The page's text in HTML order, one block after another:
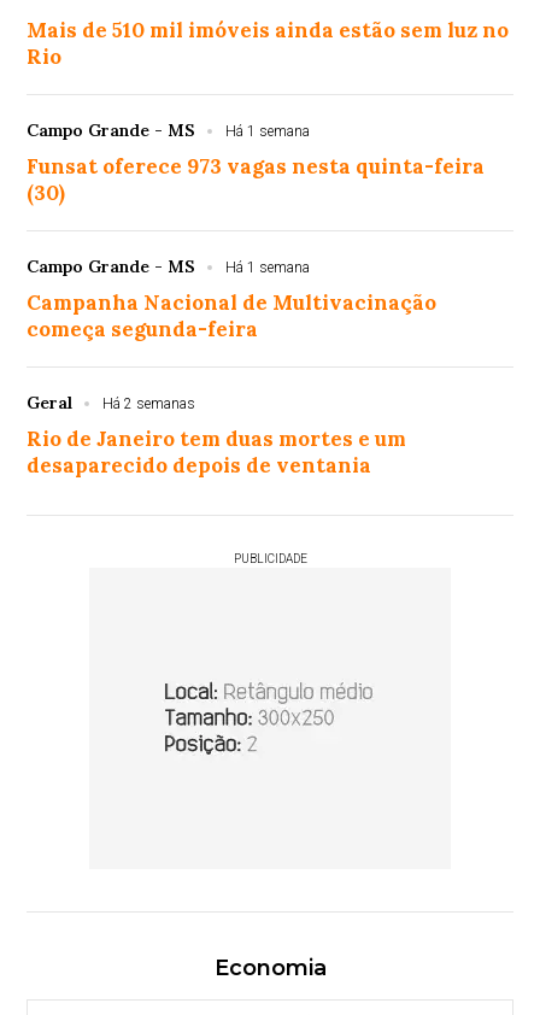
Mais de 510 mil imóveis ainda estão sem luz no
Rio
Campo Grande - MS Há 1 semana
Funsat oferece 973 vagas nesta quinta-feira
(30)
Campo Grande - MS Há 1 semana
Campanha Nacional de Multivacinação
começa segunda-feira
Geral Há 2 semanas
Rio de Janeiro tem duas mortes e um
desaparecido depois de ventania
PUBLICIDADE
Economia